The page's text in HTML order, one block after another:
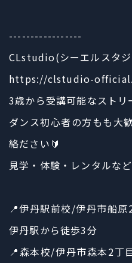
-----------------
CLstudio(シーエルスタ
https://clstudio-
3歳から受講可能なストリ
ダンス初心者の方もも大
絡ださい🔰
見学・体験・レンタルな
📍伊丹駅前校/伊丹市船
伊丹駅から徒歩3分
📍森本校/伊丹市森本2丁